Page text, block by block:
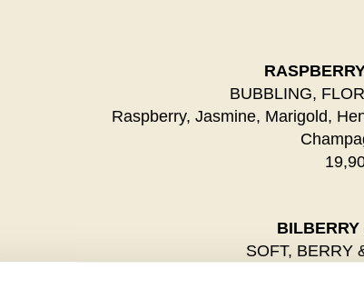
BUBBLING,
Raspberry, Jasmine, Marigold,
BILBERRY
SOFT, BERRY